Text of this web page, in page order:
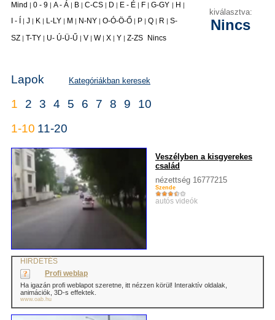
Mind | 0 - 9 | A - Á | B | C-CS | D | E - É | F | G-GY | H |
I - Í | J | K | L-LY | M | N-NY | O-Ó-Ö-Ő | P | Q | R | S-
SZ | T-TY | U- Ú-Ü-Ű | V | W | X | Y | Z-ZS Nincs
kiválasztva:
Nincs
Lapok Kategóriákban keresek
1 2 3 4 5 6 7 8 9
10
1-10 11-20
Veszélyben a kisgyerekes
család
nézettség 16777215
Szende
autós videók
HIRDETÉS
Profi weblap
Ha igazán profi weblapot szeretne, itt nézzen körül! Interaktív oldalak,
animációk, 3D-s effektek.
www.oab.hu